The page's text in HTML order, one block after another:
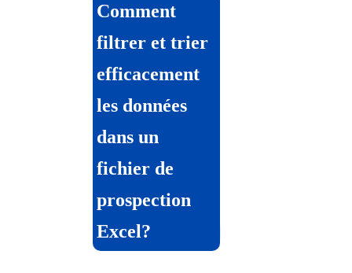
Comment
filtrer et trier
efficacement
les données
dans un
fichier de
prospection
Excel?